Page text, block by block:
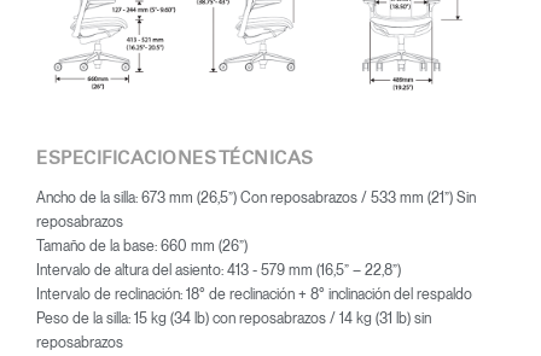
última etapa, Diffrient centró sus esfuerzos en diseños
dedicados a espacios de oficina, sobre todo en el ámbito de la
sillería, una categoría en la que lideró múltiples avances
innovadores, desde los cilindros neumáticos para el ajuste de
ESPECIFICACIONES TÉCNICAS
Ancho de la silla: 673 mm (26,5”) Con reposabrazos / 533 mm (21”) Sin
reposabrazos
Tamaño de la base: 660 mm (26”)
Intervalo de altura del asiento: 413 - 579 mm (16,5” – 22,8”)
Intervalo de reclinación: 18° de reclinación + 8° inclinación del respaldo
Peso de la silla: 15 kg (34 lb) con reposabrazos / 14 kg (31 lb) sin
reposabrazos